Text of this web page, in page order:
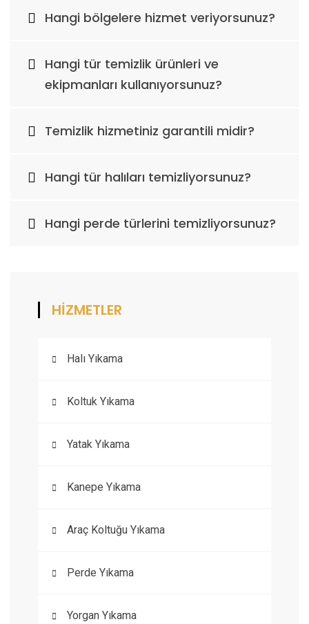
Hangi bölgelere hizmet veriyorsunuz?
Hangi tür temizlik ürünleri ve
ekipmanları kullanıyorsunuz?
Temizlik hizmetiniz garantili midir?
Hangi tür halıları temizliyorsunuz?
Hangi perde türlerini temizliyorsunuz?
HİZMETLER
Halı Yıkama
Koltuk Yıkama
Yatak Yıkama
Kanepe Yıkama
Araç Koltuğu Yıkama
Perde Yıkama
Yorgan Yıkama